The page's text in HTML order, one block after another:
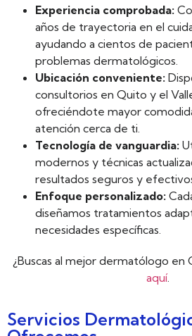
Experiencia comprobada:
años de trayectoria en el
ayudando a cientos de
problemas dermatológicos.
Ubicación conveniente:
consultorios en Quito y el
ofreciéndote mayor
atención cerca de ti.
Tecnología de vanguardia:
modernos y técnicas
resultados seguros y
Enfoque personalizado:
diseñamos tratamientos
necesidades específicas.
¿Buscas al mejor dermatólogo en
aquí.
Servicios